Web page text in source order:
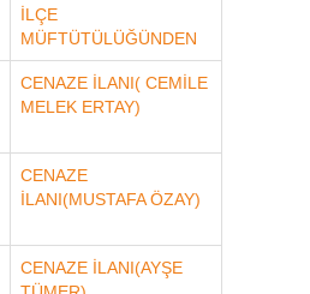
İLÇE
MÜFTÜTÜLÜĞÜNDEN
CENAZE İLANI( CEMİLE
MELEK ERTAY)
CENAZE
İLANI(MUSTAFA ÖZAY)
CENAZE İLANI(AYŞE